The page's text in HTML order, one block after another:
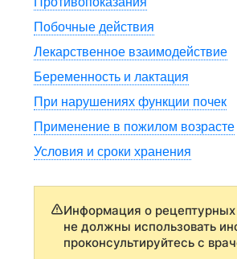
Побочные действия
Лекарственное взаимодействие
Беременность и лактация
При нарушениях функции почек
Применение в пожилом возрасте
Условия и сроки хранения
Информация о рецептурных
не должны использовать
проконсультируйтесь с